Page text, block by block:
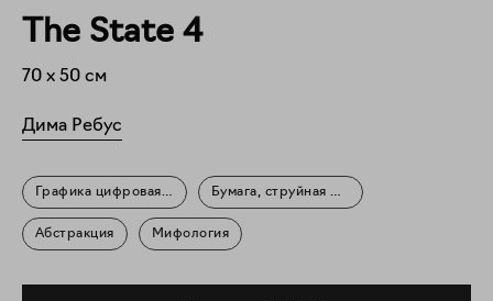
The State 4
70 x 50 см
Дима Ребус
Графика цифровая (принты)Бумага, струйная печать
Абстракция Мифология